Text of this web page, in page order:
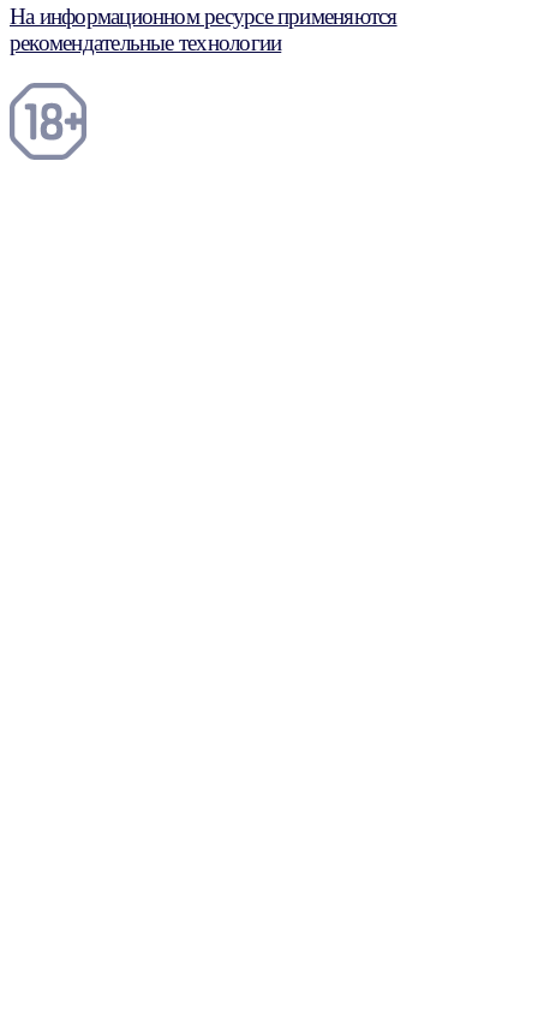
На информационном ресурсе применяются
рекомендательные технологии